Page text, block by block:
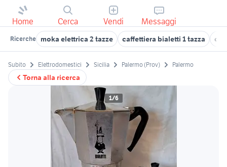
Home Cerca Vendi Messaggi
Ricerche moka elettrica 2 tazze caffettiera bialetti 1 tazza
Torna alla ricerca
Subito Elettrodomestici Sicilia Palermo (Prov) Palermo
1/6